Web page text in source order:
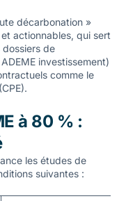
décarbonation »
actionnables, qui sert
de
investissement)
comme le
.
à 80 % :
les études de
suivantes :